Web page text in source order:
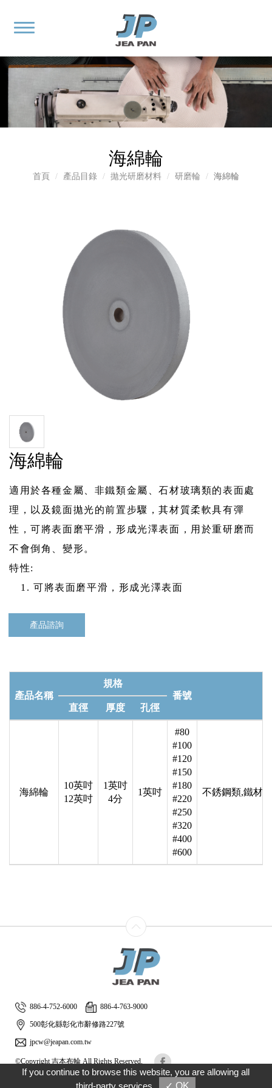
海綿輪
首頁 產品目錄 拋光研磨材料 研磨輪 海綿輪
海綿輪
適用於各種金屬、非鐵類金屬、石材玻璃類的表面處
理，以及鏡面拋光的前置步驟，其材質柔軟具有彈
性，可將表面磨平滑，形成光澤表面，用於重研磨而
不會倒角、變形。
特性:
可將表面磨平滑，形成光澤表面
產品諮詢
產品名稱
規格
番號
直徑
厚度 孔徑
海綿輪
10英吋
12英吋
1英吋
4分
1英吋
#80
#100
#120
#150
#180
#220
#250
#320
#400
#600
不銹鋼類,鐵材
886-4-752-6000 886-4-763-9000
500彰化縣彰化市辭修路227號
jpcw@jeapan.com.tw
©Copyright 吉本布輪 All Rights Reserved.
B2BManufactures B2BChinaSources
If you continue to browse this website, you are allowing all
third-party services
✓ OK